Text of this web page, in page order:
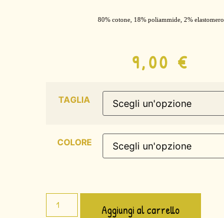
80% cotone, 18% poliammide, 2% elastomero
9,00 €
TAGLIA
COLORE
Aggiungi al carrello